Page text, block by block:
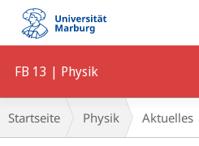
Mobile-
Navigation
FB 13 | Physik
Breadcrumb-
Navigation
Startseite Physik Aktuelles